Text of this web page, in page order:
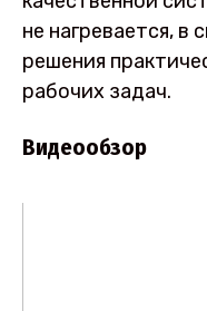
не нагревается, в
решения
рабочих задач.
Видеообзор